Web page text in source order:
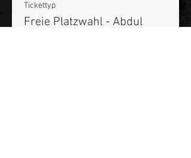
Tickettyp
Freie Platzwahl - Abdul